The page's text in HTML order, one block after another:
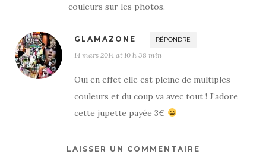
couleurs sur les photos.
GLAMAZONE RÉPONDRE
14 mars 2014 at 10 h 38 min
Oui en effet elle est pleine de multiples
couleurs et du coup va avec tout ! J’adore
cette jupette payée 3€
LAISSER UN COMMENTAIRE